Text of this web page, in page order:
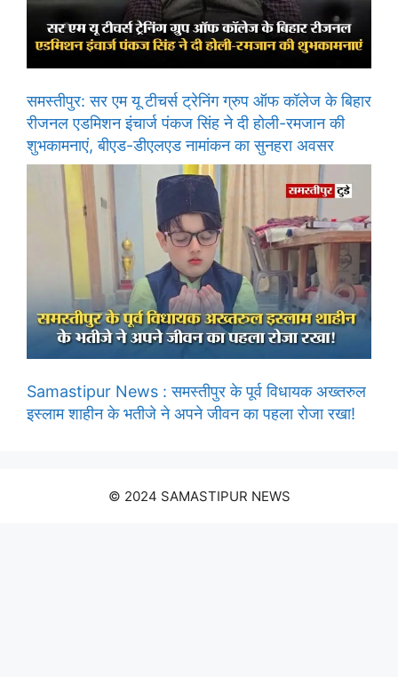
समस्तीपुर: सर एम यू टीचर्स ट्रेनिंग ग्रुप ऑफ कॉलेज के बिहार
रीजनल एडमिशन इंचार्ज पंकज सिंह ने दी होली-रमजान की
शुभकामनाएं, बीएड-डीएलएड नामांकन का सुनहरा अवसर
Samastipur News : समस्तीपुर के पूर्व विधायक अख्तरुल
इस्लाम शाहीन के भतीजे ने अपने जीवन का पहला रोजा रखा!
© 2024 SAMASTIPUR NEWS